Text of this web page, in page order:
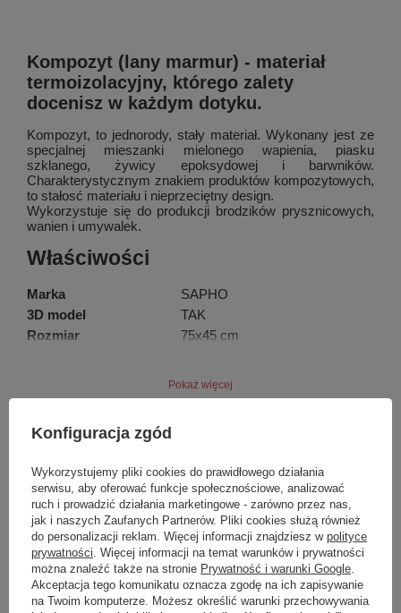
Kompozyt (lany marmur) - materiał
termoizolacyjny, którego zalety
docenisz w każdym dotyku.
Kompozyt, to jednorody, stały materiał. Wykonany jest ze
specjalnej mieszanki mielonego wapienia, piasku
szklanego, żywicy epoksydowej i barwników.
Charakterystycznym znakiem produktów kompozytowych,
to stałosć materiału i nieprzeciętny design.
Wykorzystuje się do produkcji brodzików prysznicowych,
wanien i umywalek.
Właściwości
Marka
SAPHO
3D model
TAK
Rozmiar
75x45 cm
Kolor
Biały
Instalacja
Ilość otworów na baterię1 otwór
Przelew
TAK
Kształt
Asymetryczny
Zestaw zawiera
Zestaw odpływowy
Waga / szt.
14.0000 kg
Opakowanie
1 szt.
EAN
8590913821387
Pokaż więcej
Podmiot odpowiedzialny za ten
produkt na terenie UE
UBC s.r.o. Więcej
Symbol BM658
Produkt na zamówienie czas
oczekiwania na dostawę z
produkcji (dni):
0
Gwarancja w miesiącach 24
Konfiguracja zgód
Wykorzystujemy pliki cookies do prawidłowego działania
serwisu, aby oferować funkcje społecznościowe, analizować
ruch i prowadzić działania marketingowe - zarówno przez nas,
jak i naszych Zaufanych Partnerów. Pliki cookies służą również
do personalizacji reklam. Więcej informacji znajdziesz w polityce
prywatności . Więcej informacji na temat warunków i prywatności
można znaleźć także na stronie Prywatność i warunki Google
Akceptacja tego komunikatu oznacza zgodę na ich zapisywanie
na Twoim komputerze. Możesz określić warunki przechowywania